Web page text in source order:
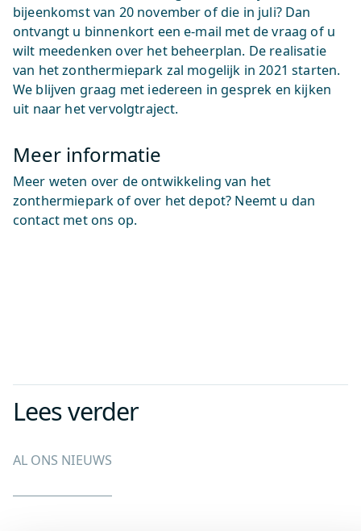
bijeenkomst van 20 november of die in juli? Dan
ontvangt u binnenkort een e-mail met de vraag of u
wilt meedenken over het beheerplan. De realisatie
van het zonthermiepark zal mogelijk in 2021 starten.
We blijven graag met iedereen in gesprek en kijken
uit naar het vervolgtraject.
Meer informatie
Meer weten over de ontwikkeling van het
zonthermiepark of over het depot? Neemt u dan
contact met ons op.
Lees verder
AL ONS NIEUWS